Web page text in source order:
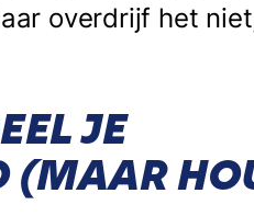
overdrijf het
JE
(MAAR